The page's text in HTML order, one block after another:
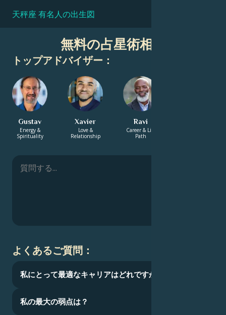
天秤座 有名人の出生図
無料の占星術相談
トップアドバイザー：
Gustav
Energy &
Spirituality
Xavier
Love &
Relationship
Ravi
Career & Life
Path
よくあるご質問：
私にとって最適なキャリアはどれですか？
私の最大の弱点は？